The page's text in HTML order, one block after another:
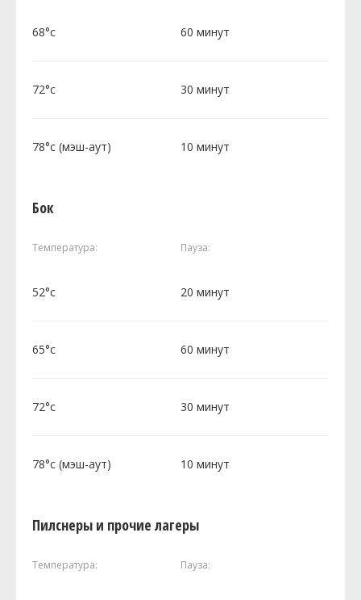
68°c 60 минут
72°c 30 минут
78°c (мэш-аут) 10 минут
Бок
Температура: Пауза:
52°c 20 минут
65°c 60 минут
72°c 30 минут
78°c (мэш-аут) 10 минут
Пилснеры и прочие лагеры
Температура: Пауза: